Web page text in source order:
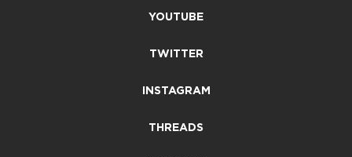
YOUTUBE
TWITTER
INSTAGRAM
THREADS